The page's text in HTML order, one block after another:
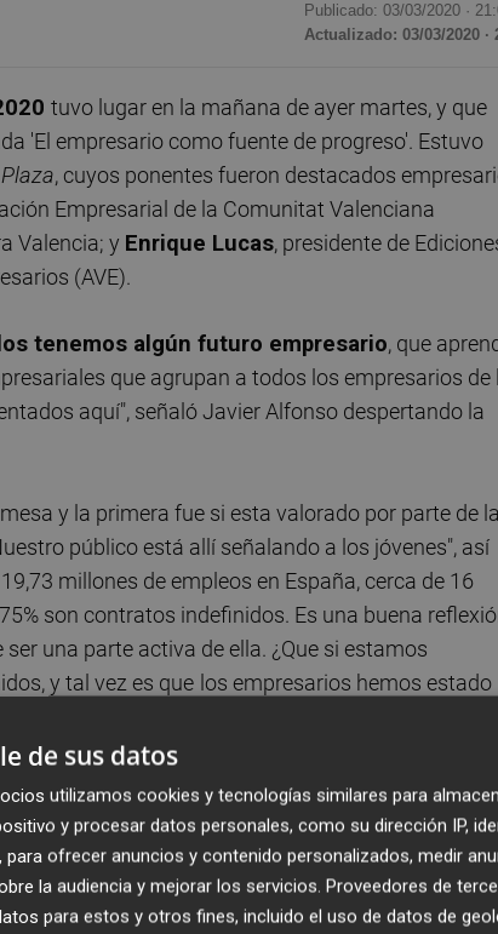
Publicado: 03/03/2020 ·
Actualizado: 03/03/2020 ·
tuvo lugar en la mañana de ayer martes, y que
'El empresario como fuente de progreso'. Estuvo
, cuyos ponentes fueron destacados
Empresarial de la Comunitat Valenciana
Valencia; y Enrique Lucas, presidente de
(AVE).
tenemos algún futuro empresario, que
que agrupan a todos los empresarios de
aquí", señaló Javier Alfonso despertando la
y la primera fue si esta valorado por parte de la
público está allí señalando a los jóvenes", así
millones de empleos en España, cerca de 16
son contratos indefinidos. Es una buena
una parte activa de ella. ¿Que si estamos
y tal vez es que los empresarios hemos estado
con la sociedad, que es algo muy importante. Es
UU se acuñó la expresión 'lo que es bueno
y eso no lo he oído nunca en
porque no quiere trabajar para otro, pero es una
máxima:"No hay país en el mundo que
de sus datos
utilizamos cookies y tecnologías similares para
y procesar datos personales, como su dirección IP,
para ofrecer anuncios y contenido personalizados, medir
la audiencia y mejorar los servicios. Proveedores de
para estos y otros fines, incluido el uso de datos de